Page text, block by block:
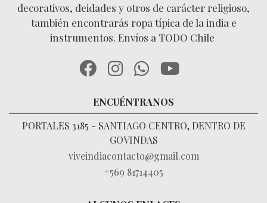
decorativos, deidades y otros de carácter religioso,
también encontrarás ropa típica de la india e
instrumentos. Envíos a TODO Chile
ENCUÉNTRANOS
PORTALES 3185 - SANTIAGO CENTRO, DENTRO DE
GOVINDAS
viveindiacontacto@gmail.com
+569 81714405